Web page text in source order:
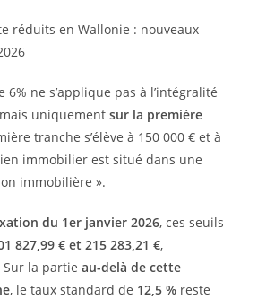
6% ne s’applique pas à l’intégralité
uniquement sur la première
tranche s’élève à 150 000 € et à
immobilier est situé dans une
immobilière ».
du 1er janvier 2026, ces seuils
827,99 € et 215 283,21 €,
la partie au-delà de cette
, le taux standard de 12,5 %reste